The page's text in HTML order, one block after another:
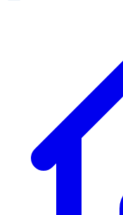
การรับประกันสิน
ข่าวสารและโปรโ
ติดต่อเรา
02 393 3356
ก. เจริญยางยนต์ (บริษั
(ระหว่างซอยสุขุมวิท
กรุงเทพมหานคร 10260
ก. เจริญค็อกพิท
อุดมสุข 28 ถนนอุดมสุข